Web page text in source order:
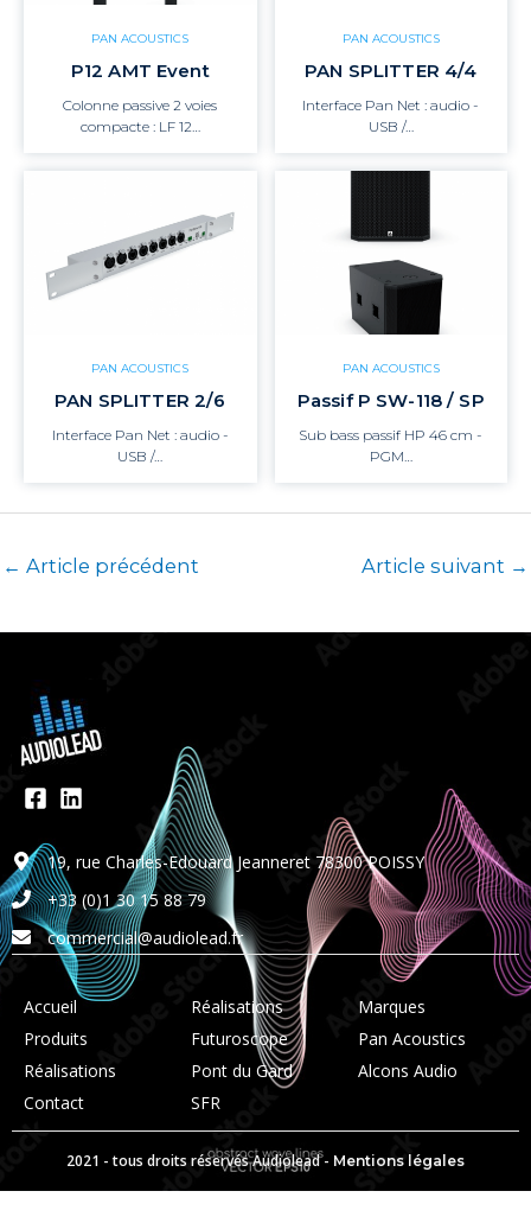
PAN ACOUSTICS
P12 AMT Event
Colonne passive 2 voies
compacte : LF 12…
PAN ACOUSTICS
PAN SPLITTER 4/4
Interface Pan Net : audio -
USB /…
PAN ACOUSTICS
PAN SPLITTER 2/6
Interface Pan Net : audio -
USB /…
PAN ACOUSTICS
Passif P SW-118 / SP
Sub bass passif HP 46 cm -
PGM…
← Article précédent Article suivant →
19, rue Charles-Edouard Jeanneret 78300 POISSY
+33 (0)1 30 15 88 79
commercial@audiolead.fr
Accueil
Produits
Réalisations
Contact
Réalisations
Futuroscope
Pont du Gard
SFR
Marques
Pan Acoustics
Alcons Audio
2021 - tous droits réservés Audiolead - Mentions légales